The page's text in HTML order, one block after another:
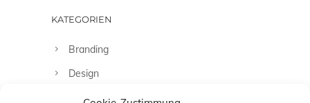
KATEGORIEN
Branding
Design
Fashion